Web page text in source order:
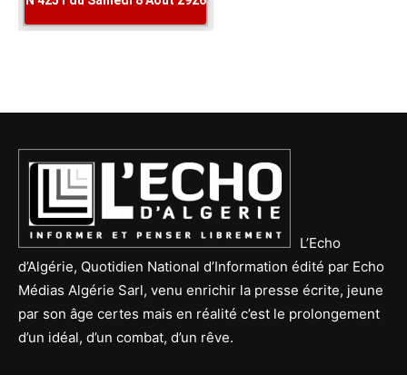
L’Echo
d’Algérie, Quotidien National d’Information édité par Echo
Médias Algérie Sarl, venu enrichir la presse écrite, jeune
par son âge certes mais en réalité c’est le prolongement
d’un idéal, d’un combat, d’un rêve.